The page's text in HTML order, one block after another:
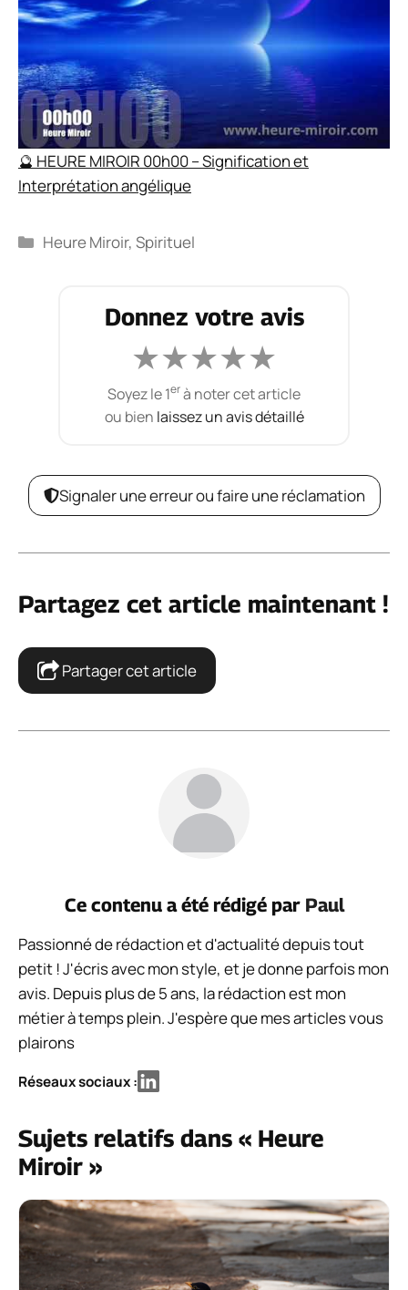
🔮 HEURE MIROIR 00h00 – Signification et
Interprétation angélique
Catégories
Heure Miroir,Spirituel
Donnez votre avis
★★★★★
Soyez le 1erà noter cet article
ou bien laissez un avis détaillé
Signaler une erreur ou faire une réclamation
Partagez cet article maintenant !
Partager cet article
Ce contenu a été rédigé par Paul
Passionné de rédaction et d'actualité depuis tout
petit ! J'écris avec mon style, et je donne parfois mon
avis. Depuis plus de 5 ans, la rédaction est mon
métier à temps plein. J'espère que mes articles vous
plairons
Réseaux sociaux :
Sujets relatifs dans « Heure
Miroir »